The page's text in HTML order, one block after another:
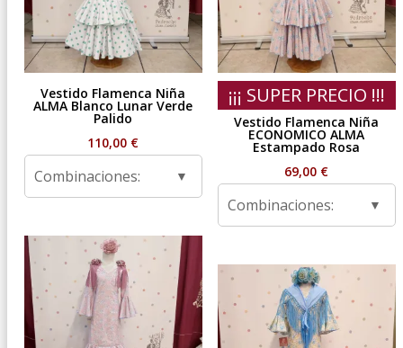
Vestido Flamenca Niña
ALMA Blanco Lunar Verde
Palido
110,00 €
Combinaciones:
¡¡¡ SUPER PRECIO !!!
Vestido Flamenca Niña
ECONOMICO ALMA
Estampado Rosa
69,00 €
Combinaciones: